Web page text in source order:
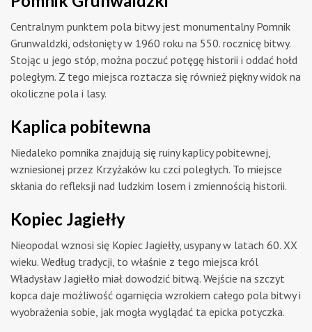
Centralnym punktem pola bitwy jest monumentalny Pomnik
Grunwaldzki, odsłonięty w 1960 roku na 550. rocznicę bitwy.
Stojąc u jego stóp, można poczuć potęgę historii i oddać hołd
poległym. Z tego miejsca roztacza się również piękny widok na
okoliczne pola i lasy.
Kaplica pobitewna
Niedaleko pomnika znajdują się ruiny kaplicy pobitewnej,
wzniesionej przez Krzyżaków ku czci poległych. To miejsce
skłania do refleksji nad ludzkim losem i zmiennością historii.
Kopiec Jagiełły
Nieopodal wznosi się Kopiec Jagiełły, usypany w latach 60. XX
wieku. Według tradycji, to właśnie z tego miejsca król
Władysław Jagiełło miał dowodzić bitwą. Wejście na szczyt
kopca daje możliwość ogarnięcia wzrokiem całego pola bitwy i
wyobrażenia sobie, jak mogła wyglądać ta epicka potyczka.